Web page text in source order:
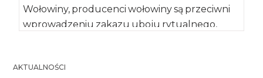
Wołowiny, producenci wołowiny są przeciwni
wprowadzeniu zakazu uboju rytualnego,
AKTUALNOŚCI